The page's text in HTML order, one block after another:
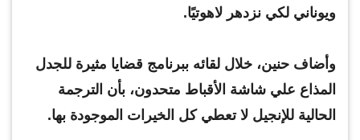
ويوناني لكي نزدهر لاهوتيًا.
وأضاف حنين، خلال لقائه ببرنامج قضايا مثيرة للجدل
المذاع علي شاشة الأقباط متحدون، بأن الترجمة
الحالية للإنجيل لا تعطي كل الخيرات الموجودة بها.